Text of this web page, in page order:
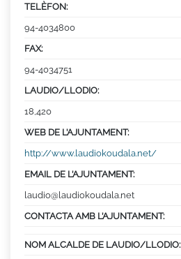
TELÈFON:
94-4034800
FAX:
94-4034751
LAUDIO/LLODIO:
18,420
WEB DE L’AJUNTAMENT:
http://www.laudiokoudala.net/
EMAIL DE L’AJUNTAMENT:
laudio@laudiokoudala.net
CONTACTA AMB L’AJUNTAMENT:
NOM ALCALDE DE LAUDIO/LLODIO: